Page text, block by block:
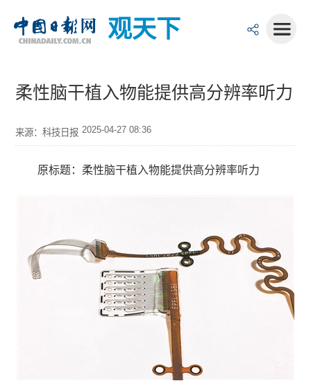
观天下
柔性脑干植入物能提供高分辨率听力
来源：科技日报 2025-04-27 08:36
原标题：柔性脑干植入物能提供高分辨率听力